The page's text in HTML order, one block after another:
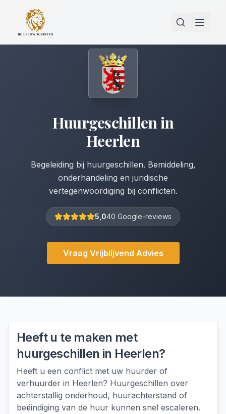
Huurgeschillenin
Heerlen
Begeleiding bij huurgeschillen. Bemiddeling,
onderhandeling en juridische
vertegenwoordiging bij conflicten.
5,040 Google-reviews
Vraag Vrijblijvend Advies
Heeft u te maken met
huurgeschillen in Heerlen?
Heeft u een conflict met uw huurder of
verhuurder in Heerlen? Huurgeschillen over
achterstallig onderhoud, huurachterstand of
beëindiging van de huur kunnen snel escaleren.